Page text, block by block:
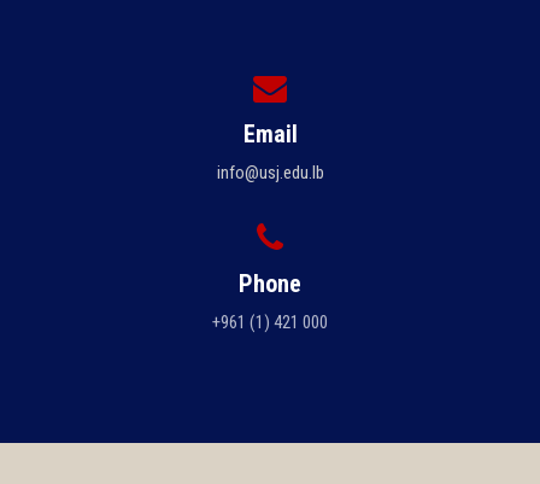
Email
info@usj.edu.lb
Phone
+961 (1) 421 000